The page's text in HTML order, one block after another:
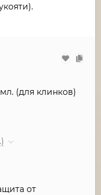
(для клинков)
от